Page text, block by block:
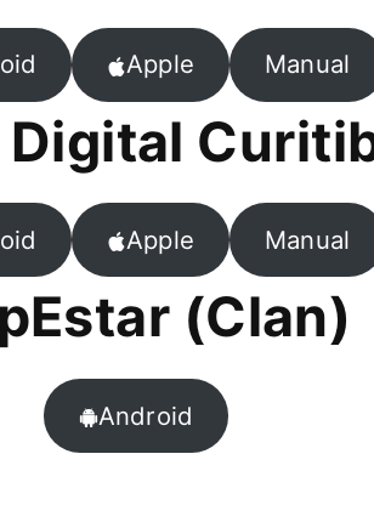
Apple Manual
Digital
Apple Manual
(Clan)
Android